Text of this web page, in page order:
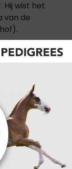
Hij wist het
van de
van de
DB (Echo van
Boy.